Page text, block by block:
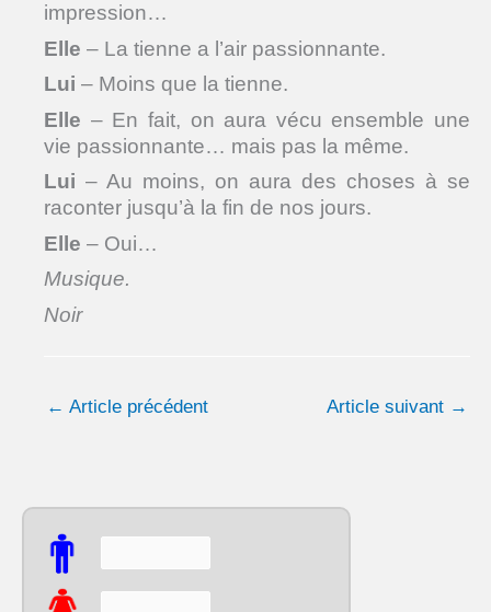
impression…
Elle – La tienne a l’air passionnante.
Lui – Moins que la tienne.
Elle – En fait, on aura vécu ensemble une
vie passionnante… mais pas la même.
Lui – Au moins, on aura des choses à se
raconter jusqu’à la fin de nos jours.
Elle – Oui…
Musique.
Noir
← Article précédent Article suivant →